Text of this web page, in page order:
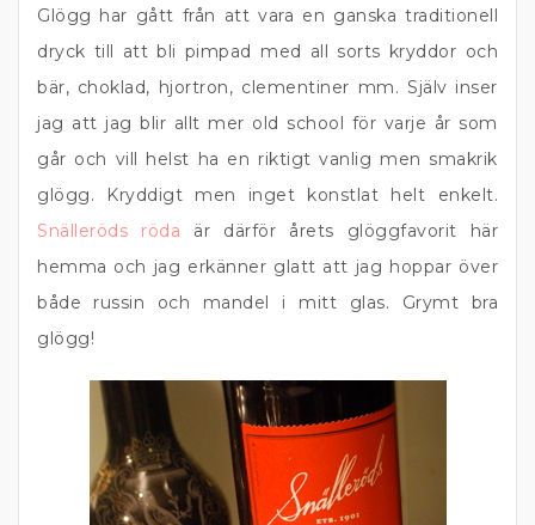
Glögg har gått från att vara en ganska traditionell
dryck till att bli pimpad med all sorts kryddor och
bär, choklad, hjortron, clementiner mm. Själv inser
jag att jag blir allt mer old school för varje år som
går och vill helst ha en riktigt vanlig men smakrik
glögg. Kryddigt men inget konstlat helt enkelt.
Snälleröds röda är därför årets glöggfavorit här
hemma och jag erkänner glatt att jag hoppar över
både russin och mandel i mitt glas. Grymt bra
glögg!